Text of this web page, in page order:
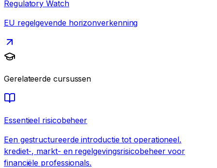
Regulatory Watch
EU regelgevende horizonverkenning
Gerelateerde cursussen
Essentieel risicobeheer
Een gestructureerde introductie tot operationeel,
krediet-, markt- en regelgevingsrisicobeheer voor
financiële professionals.